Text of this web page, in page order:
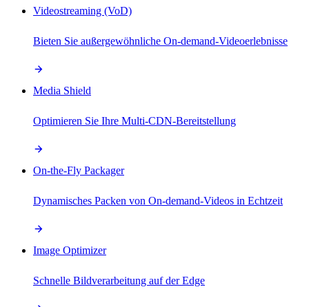
Videostreaming (VoD)
Bieten Sie außergewöhnliche On-demand-Videoerlebnisse
Media Shield
Optimieren Sie Ihre Multi-CDN-Bereitstellung
On-the-Fly Packager
Dynamisches Packen von On-demand-Videos in Echtzeit
Image Optimizer
Schnelle Bildverarbeitung auf der Edge